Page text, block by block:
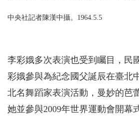
中央社記者陳漢中攝。1964.5.5
李彩娥多次表演也受到矚目，民
彩娥參與為紀念國父誕辰在臺北
北名舞蹈家表演活動，曼妙的芭
她並參與2009年世界運動會開幕